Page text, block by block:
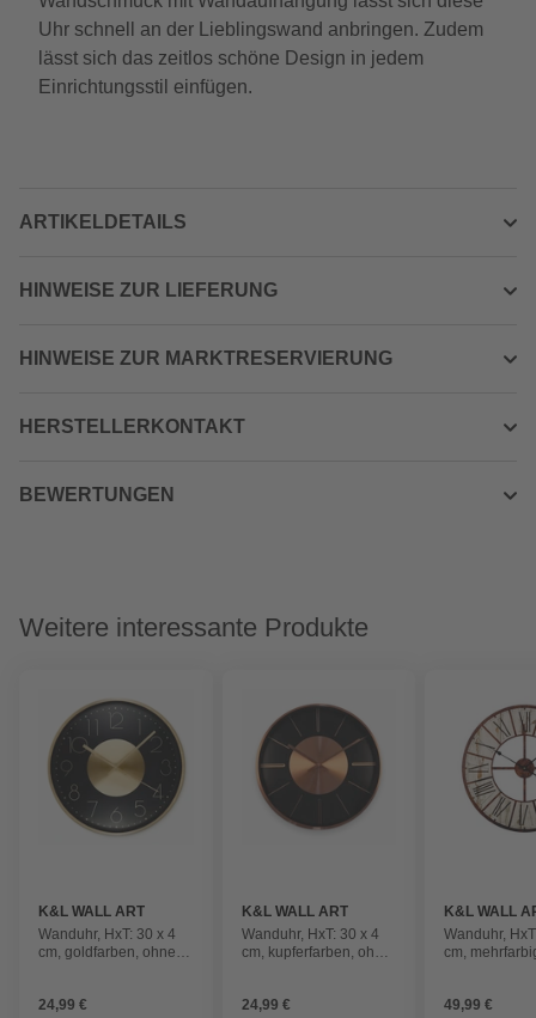
Uhr schnell an der Lieblingswand anbringen. Zudem
lässt sich das zeitlos schöne Design in jedem
Einrichtungsstil einfügen.
ARTIKELDETAILS
HINWEISE ZUR LIEFERUNG
HINWEISE ZUR MARKTRESERVIERUNG
HERSTELLERKONTAKT
BEWERTUNGEN
Weitere interessante Produkte
K&L WALL ART
Wanduhr, HxT: 30 x 4
cm, goldfarben, ohne
24,99 €
K&L WALL ART
Wanduhr, HxT: 30 x 4
cm, kupferfarben, ohne
24,99 €
K&L WALL
Wanduhr,
cm,
49,99 €